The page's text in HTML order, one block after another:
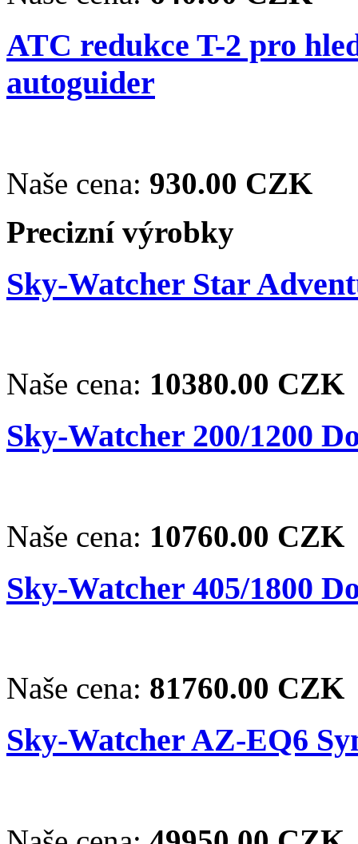
ATC redukce T-2 pro
autoguider
Naše cena: 930.00 CZK
Precizní výrobky
Sky-Watcher Star
Naše cena: 10380.00 CZK
Sky-Watcher 200/1200
Naše cena: 10760.00 CZK
Sky-Watcher 405/1800
Naše cena: 81760.00 CZK
Sky-Watcher AZ-EQ6